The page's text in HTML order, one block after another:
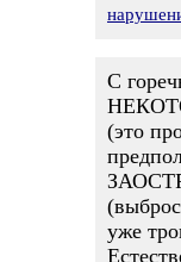
С
(это
уже